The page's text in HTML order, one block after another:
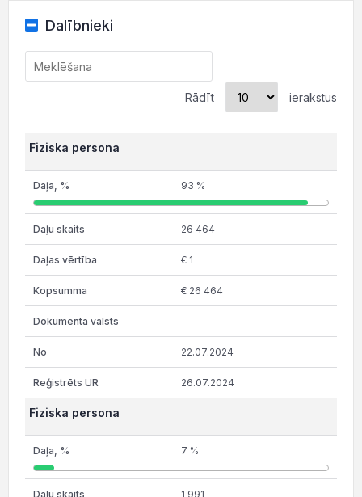
Dalībnieki
Rādīt ierakstus
Fiziska persona
93 %
26 464
€ 1
€ 26 464
22.07.2024
26.07.2024
Fiziska persona
7 %
1 991